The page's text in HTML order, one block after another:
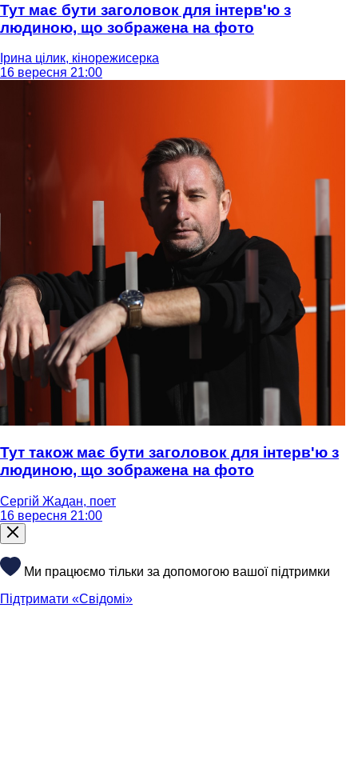
Тут має бути заголовок для інтерв'ю з
людиною, що зображена на фото
Ірина цілик, кінорежисерка
16 вересня 21:00
Тут також має бути заголовок для інтерв'ю з
людиною, що зображена на фото
Сергій Жадан, поет
16 вересня 21:00
Ми працюємо тільки за допомогою вашої підтримки
Підтримати «Свідомі»